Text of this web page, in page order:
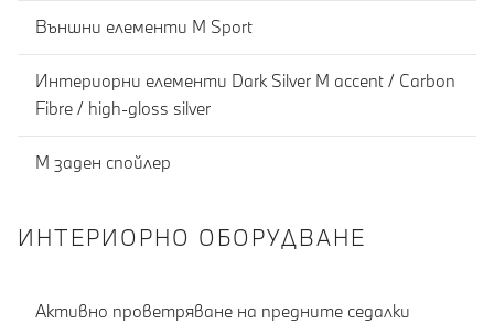
Външни елементи M Sport
Интериорни елементи Dark Silver M accent / Carbon
Fibre / high-gloss silver
М заден спойлер
ИНТЕРИОРНО ОБОРУДВАНЕ
Активно проветряване на предните седалки